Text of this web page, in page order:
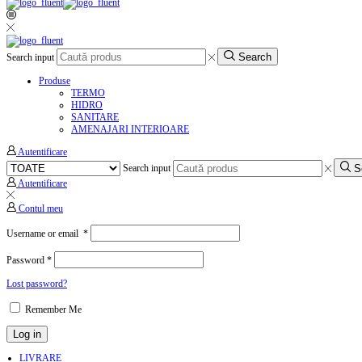
Search input Search
Produse
TERMO
HIDRO
SANITARE
AMENAJARI INTERIOARE
Autentificare
Search input
Autentificare
Contul meu
Username or email *
Password *
Lost password?
Remember Me
Log in
LIVRARE